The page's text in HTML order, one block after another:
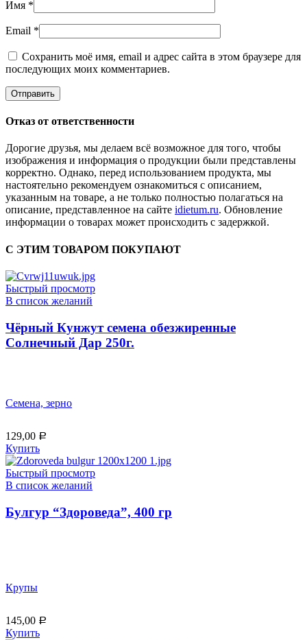
Имя *
Email *
Сохранить моё имя, email и адрес сайта в этом браузере для
последующих моих комментариев.
Отказ от ответственности
Дорогие друзья, мы делаем всё возможное для того, чтобы
изображения и информация о продукции были представлены
корректно. Однако, перед использованием продукта, мы
настоятельно рекомендуем ознакомиться с описанием,
указанным на товаре, а не только полностью полагаться на
описание, представленное на сайте idietum.ru. Обновление
информации о товарах может происходить с задержкой.
С ЭТИМ ТОВАРОМ ПОКУПАЮТ
Быстрый просмотр
В список желаний
Чёрный Кунжут семена обезжиренные
Солнечный Дар 250г.
Семена, зерно
129,00 Р
Купить
Быстрый просмотр
В список желаний
Булгур “Здороведа”, 400 гр
Крупы
145,00 Р
Купить